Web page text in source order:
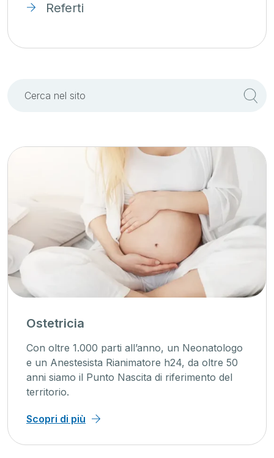
Referti
Ostetricia
Con oltre 1.000 parti all’anno, un Neonatologo
e un Anestesista Rianimatore h24, da oltre 50
anni siamo il Punto Nascita di riferimento del
territorio.
Scopri di più